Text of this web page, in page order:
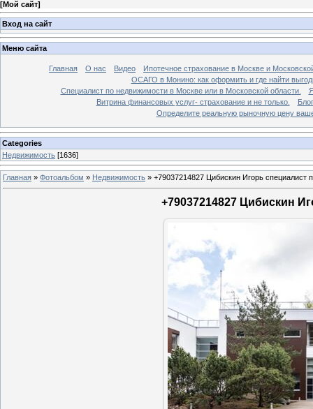
[Мой сайт]
Вход на сайт
Меню сайта
Главная О нас Видео
Ипотечное страхование в Москве и
ОСАГО в Монино: как оформить и где найти
Специалист по недвижимости в Москве или в Московской области.
Витрина финансовых услуг- страхование и не только.
Блог
Определите реальную рыночную цену
Categories
Недвижимость [1636]
Главная » Фотоальбом » Недвижимость » +79037214827 Цибискин Игорь специалист
+79037214827 Цибискин